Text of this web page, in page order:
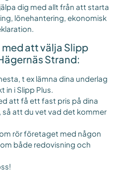
dig med allt från att starta
lönehantering, ekonomisk
att välja Slipp
Strand:
t ex lämna dina underlag
in i Slipp Plus.
att få ett fast pris på dina
att du vet vad det kommer
rör företaget med någon
både redovisning och